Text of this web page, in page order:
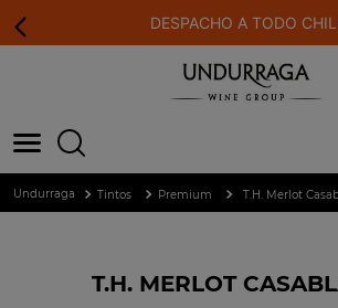
DESPACHO A TODO
Tintos Premium T.H. Merlot
T.H. MERLOT